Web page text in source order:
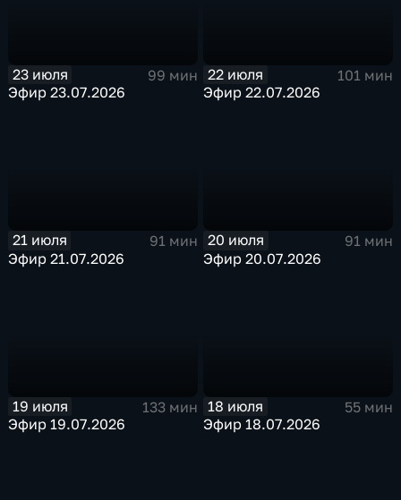
23 июля
99 мин
Эфир 23.07.2026
22 июля
101 мин
Эфир 22.07.2026
21 июля
91 мин
Эфир 21.07.2026
20 июля
91 мин
Эфир 20.07.2026
19 июля
133 мин
Эфир 19.07.2026
18 июля
55 мин
Эфир 18.07.2026